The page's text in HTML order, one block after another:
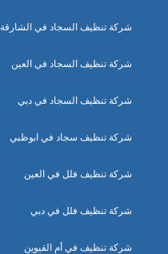
شركة تنظيف السجاد في الشارقة
شركة تنظيف السجاد في العين
شركة تنظيف السجاد في دبي
شركة تنظيف سجاد في ابوظبي
شركة تنظيف فلل في العين
شركة تنظيف فلل في دبي
شركة تنظيف في أم القيوين